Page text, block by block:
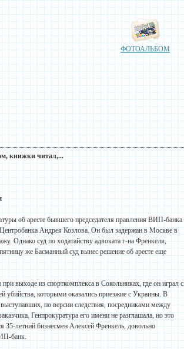
ФОТОАЛЬБОМ
книжки читал,...
об аресте бывшего председателя правления ВИП-банка
Андрея Козлова. Он был задержан в Москве в
Однако суд по ходатайству адвоката г-на Френкеля,
же Басманный суд вынес решение об аресте еще
выходе из спорткомплекса в Сокольниках, где он играл с
убийства, которыми оказались приезжие с Украины. В
по версии следствия, посредниками между
Генпрокуратура его имени не разглашала, но это
35-летний бизнесмен Алексей Френкель, довольно
банк.